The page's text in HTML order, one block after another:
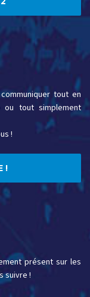
tout en
ou tout simplement
!
!
présent sur les
suivre !